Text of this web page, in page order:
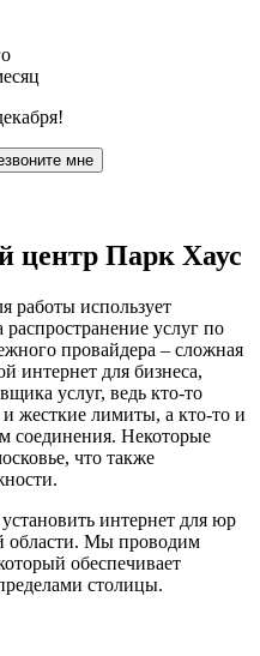
мне
центр Парк Хаус
работы использует
услуг по
провайдера – сложная
интернет для бизнеса,
услуг, ведь кто-то
жесткие лимиты, а кто-то и
соединения. Некоторые
что также
интернет для юр
области. Мы проводим
обеспечивает
столицы.